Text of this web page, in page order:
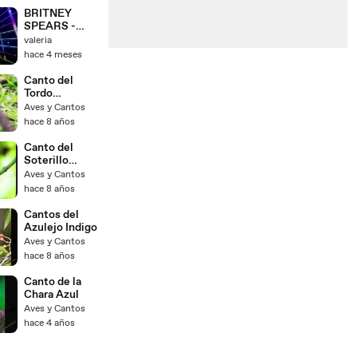
REMIX
BRITNEY
SPEARS -
BABY ONE
MORE TINE -
REMIX
valeria
hace 4 meses
Canto del
Tordo
Acanelado
Aves y Cantos
hace 8 años
Canto del
Soterillo
Picudo
Aves y Cantos
hace 8 años
Cantos del
Azulejo Indigo
Aves y Cantos
hace 8 años
Canto de la
Chara Azul
Aves y Cantos
hace 4 años